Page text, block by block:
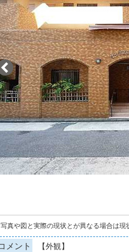
真や図と実際の現状とが異なる場合は現
メント 【外観】